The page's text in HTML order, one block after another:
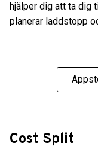
hjälper dig att ta dig
planerar laddstopp
Cost Split